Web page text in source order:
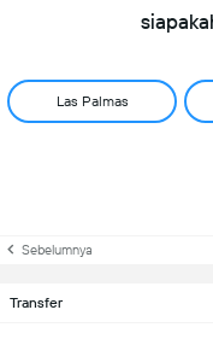
Las Palmas
Sebelumnya
Transfer